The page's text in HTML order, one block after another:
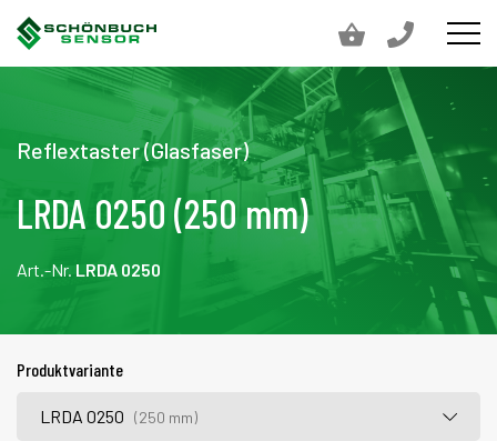
Reflextaster (Glasfaser)
LRDA 0250 (250 mm)
Art.-Nr. LRDA 0250
Produktvariante
LRDA 0250(250 mm)